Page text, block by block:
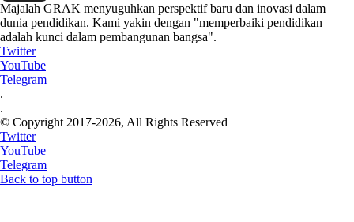
Majalah GRAK menyuguhkan perspektif baru dan inovasi dalam
dunia pendidikan. Kami yakin dengan "memperbaiki pendidikan
adalah kunci dalam pembangunan bangsa".
Twitter
YouTube
Telegram
.
.
© Copyright 2017-2026, All Rights Reserved
Twitter
YouTube
Telegram
Back to top button